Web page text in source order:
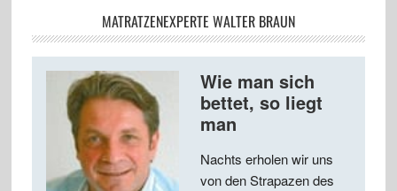
MATRATZENEXPERTE WALTER BRAUN
Wie man sich
bettet, so liegt
man
Nachts erholen wir uns
von den Strapazen des